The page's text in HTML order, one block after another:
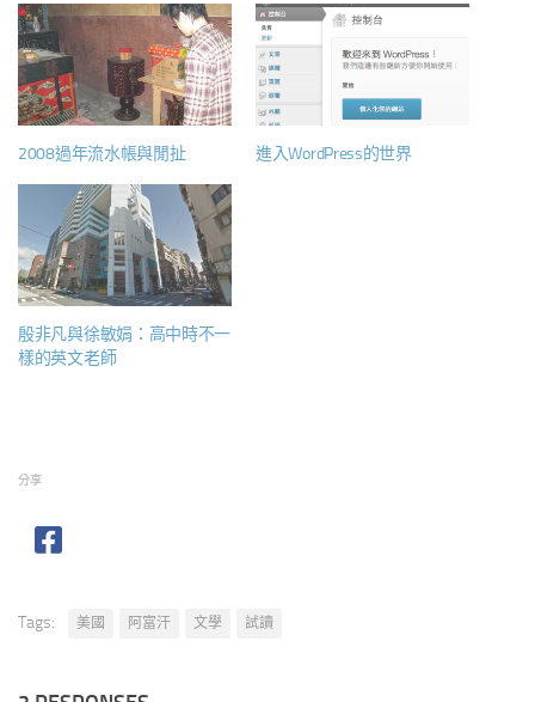
2008過年流水帳與閒扯 進入WordPress的世界
殷非凡與徐敏娟：高中時不一
樣的英文老師
分享
Tags: 美國 阿富汗 文學 試讀